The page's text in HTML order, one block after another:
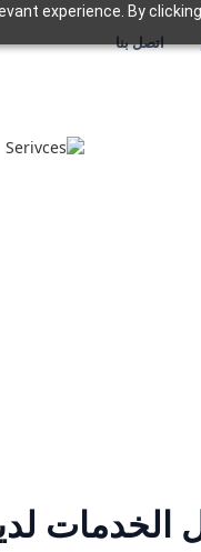
experience. By
اتصل بنا
الخدمات